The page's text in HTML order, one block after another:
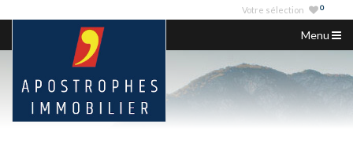
Votre sélection 0
Menu
NOS ANNONCES